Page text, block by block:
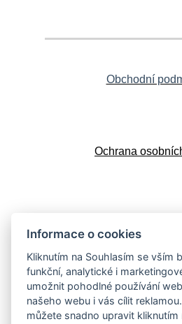
Obchodní
Ochrana
Vrácení
Informace o cookies
Kliknutím na Souhlasím se vším
funkční, analytické i
umožnit pohodlné používání
našeho webu i vás cílit
můžete snadno upravit